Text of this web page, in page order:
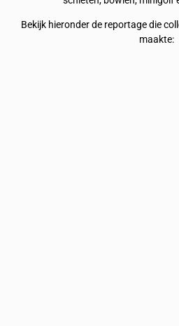
Bekijk hieronder de reportage die
maakte: